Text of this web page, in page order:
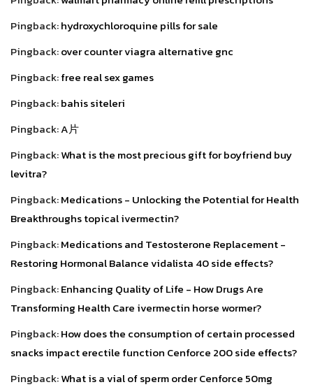
Pingback:hydroxychloroquine pills for sale
Pingback:over counter viagra alternative gnc
Pingback:free real sex games
Pingback:bahis siteleri
Pingback:A片
Pingback:What is the most precious gift for boyfriend buy
levitra?
Pingback:Medications - Unlocking the Potential for Health
Breakthroughs topical ivermectin?
Pingback:Medications and Testosterone Replacement -
Restoring Hormonal Balance vidalista 40 side effects?
Pingback:Enhancing Quality of Life - How Drugs Are
Transforming Health Care ivermectin horse wormer?
Pingback:How does the consumption of certain processed
snacks impact erectile function Cenforce 200 side effects?
Pingback:What is a vial of sperm order Cenforce 50mg